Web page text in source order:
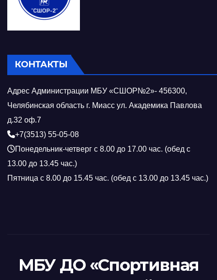
КОНТАКТЫ
Адрес Администрации МБУ «СШОР№2»- 456300,
Челябинская область г. Миасс ул. Академика Павлова
д.32 оф.7
+7(3513) 55-05-08
Понедельник-четверг с 8.00 до 17.00 час. (обед с
13.00 до 13.45 час.)
Пятница с 8.00 до 15.45 час. (обед с 13.00 до 13.45 час.)
МБУ ДО «Спортивная